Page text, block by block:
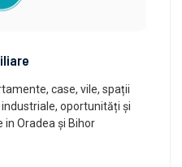
case, vile, spații
oportunități și
Oradea și Bihor